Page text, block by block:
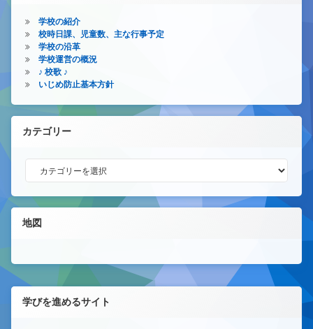
シ
ョ
ン
学校の紹介
校時日課、児童数、主な行事予定
学校の沿革
学校運営の概況
♪ 校歌 ♪
いじめ防止基本方針
カテゴリー
カテゴリー
地図
学びを進めるサイト